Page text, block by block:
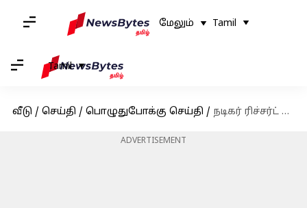
மேலும் Tamil
Tamil
வீடு / செய்தி / பொழுதுபோக்கு செய்தி / நடிகர் ரிச்சர்ட் ரிஷிக்கு, 'பிக் பாஸ்' யாஷிகாவுடன் காதலா?
ADVERTISEMENT